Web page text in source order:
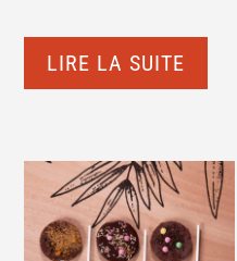
LIRE LA SUITE